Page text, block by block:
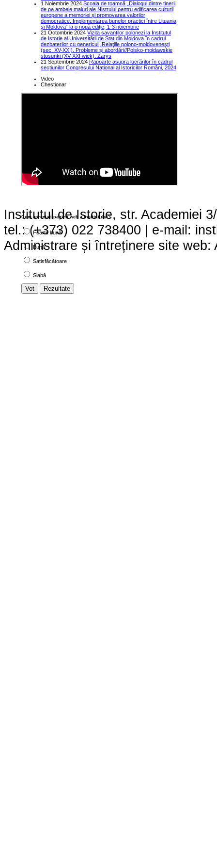
1 Noiembrie 2024 Școala de toamnă „Dialogul dintre tinerii
de pe ambele maluri ale Nistrului pentru edificarea culturii
europene a memoriei și promovarea valorilor
democratice. Implementarea bunelor practici între Lituania
și Moldova” la o nouă ediție, 1-3 noiembrie
21 Octombrie 2024 Vizita savanților polonezi la Institutul
de Istorie al Universității de Stat din Moldova în cadrul
dezbaterilor cu genericul „Relaţiile polono-moldoveneşti
(sec. XV-XXI). Probleme şi abordări//Polsko-mołdawskie
stosunki (XV-XXI wiek). Zarys
21 Septembrie 2024 Rapoarte asupra lucrărilor în cadrul
secțiunilor Congresului Național al Istoricilor Români, 2024
Video
Chestionar
Cum apreciaţi pagina web a institutului?
Foarte bună
Bună
Satisfăcătoare
Slabă
Institutul de Istorie, str. Academiei
tel.: (+373) 022 738400 | e-mail:
Administrare și întreținere site web: